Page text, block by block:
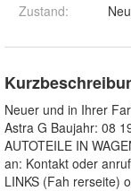
Zustand: Neu
Neuer und in Ihrer
Astra G Baujahr: 08
AUTOTEILE IN
an: Kontakt oder
LINKS (Fah rerseite)